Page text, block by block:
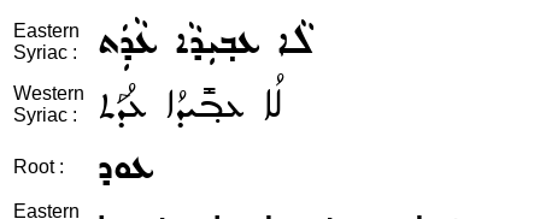
Eastern
Syriac :
ܠܵܐ ܥܒ݂ܝܼܕܵܐ ܥܵܕܲܬ
Western
Syriac :
ܠܳܐ ܥܒ݂ܺܝܕܳܐ ܥܳܕܰܬ
Root : ܥܘܕ
Eastern